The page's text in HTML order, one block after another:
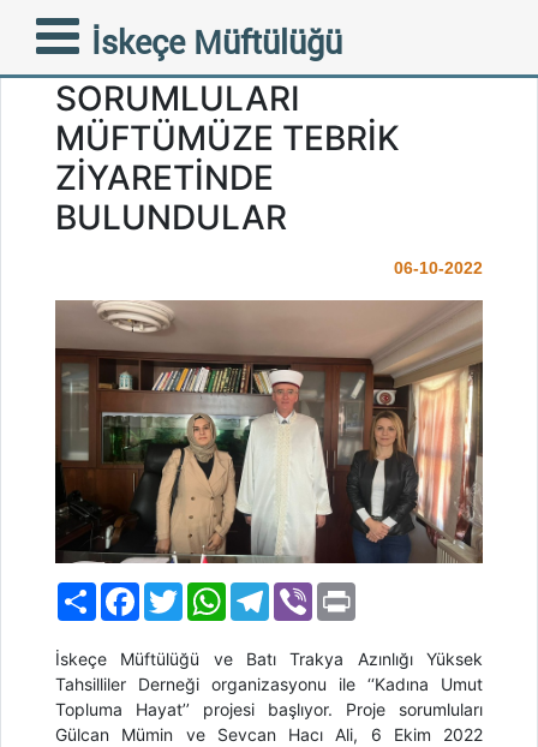
İskeçe Müftülüğü
’’KADINA UMUT
TOPLUMA HAYAT’’ PROJE
SORUMLULARI
MÜFTÜMÜZE TEBRİK
ZİYARETİNDE
BULUNDULAR
06-10-2022
PaylaşFacebook
TwitterWhatsAppTelegram
Viber
İskeçe Müftülüğü ve Batı Trakya Azınlığı Yüksek
Tahsilliler Derneği organizasyonu ile ‘‘Kadına Umut
Topluma Hayat’’ projesi başlıyor. Proje sorumluları
Gülcan Mümin ve Sevcan Hacı Ali, 6 Ekim 2022